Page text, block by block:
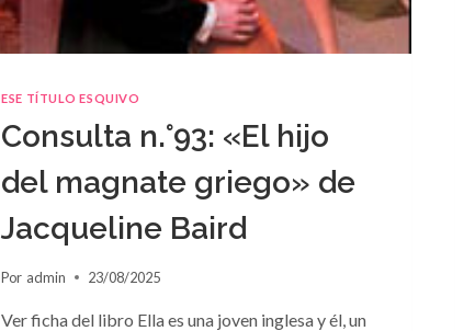
ESE TÍTULO ESQUIVO
Consulta n.°93: «El hijo
del magnate griego» de
Jacqueline Baird
Por admin 23/08/2025
Ver ficha del libro Ella es una joven inglesa y él, un